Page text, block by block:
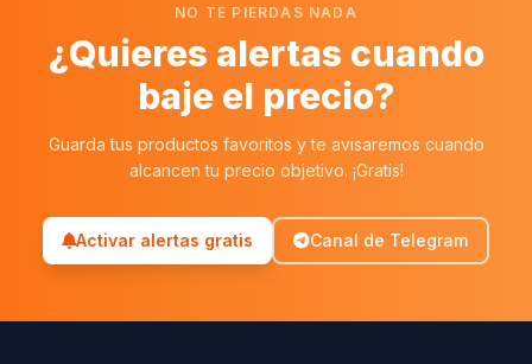
NO TE PIERDAS NADA
¿Quieres alertas cuando
baje el precio?
Guarda tus productos favoritos y te avisaremos cuando
alcancen tu precio objetivo. ¡Gratis!
Activar alertas gratis Canal de Telegram